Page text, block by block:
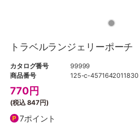
トラベルランジェリーポーチ
カタログ番号
99999
商品番号
125-c-4571642011830
770 円
(税込847円)
7ポイント